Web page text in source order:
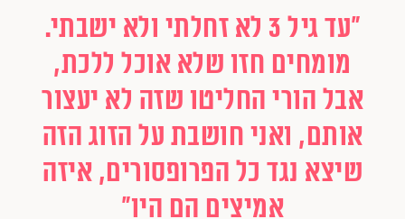
"עד גיל 3 לא זחלתי ולא ישבתי.
מומחים חזו שלא אוכל ללכת,
אבל הורי החליטו שזה לא יעצור
אותם, ואני חושבת על הזוג הזה
שיצא נגד כל הפרופסורים, איזה
אמיצים הם היו"